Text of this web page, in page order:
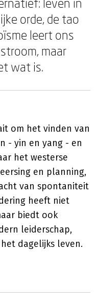
orde, de tao
leert ons
maar
wat is.
om het vinden van
- yin en yang - en
het westerse
en planning,
van spontaniteit
heeft niet
biedt ook
leiderschap,
dagelijks leven.